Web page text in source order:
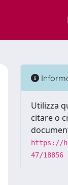
Utilizza
citare o
https://
47/18856